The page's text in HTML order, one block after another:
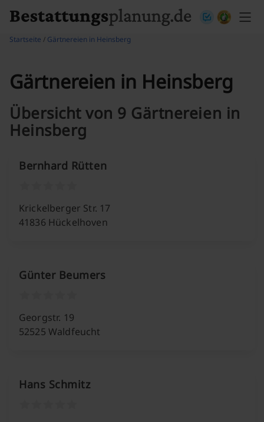
Startseite / Gärtnereien in Heinsberg
Gärtnereien in Heinsberg
Übersicht von 9 Gärtnereien in
Heinsberg
Bernhard Rütten
Krickelberger Str. 17
41836 Hückelhoven
Günter Beumers
Georgstr. 19
52525 Waldfeucht
Hans Schmitz